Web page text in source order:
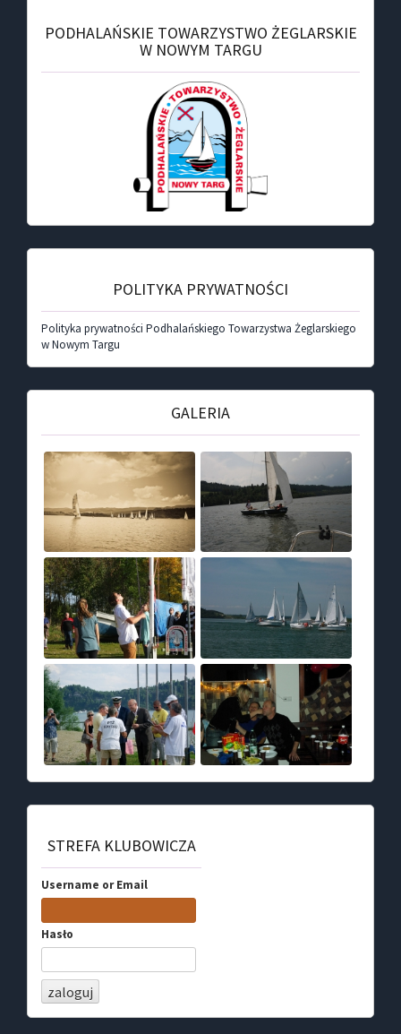
PODHALAŃSKIE TOWARZYSTWO ŻEGLARSKIE
W NOWYM TARGU
POLITYKA PRYWATNOŚCI
Polityka prywatności Podhalańskiego Towarzystwa Żeglarskiego
w Nowym Targu
GALERIA
STREFA KLUBOWICZA
Username or Email
Hasło